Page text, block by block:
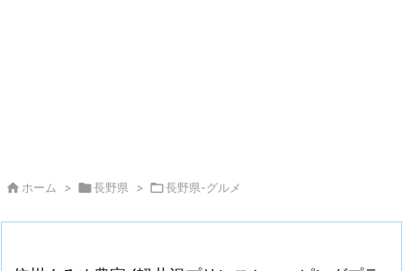
 ホーム > 長野県 > 長野県-グルメ